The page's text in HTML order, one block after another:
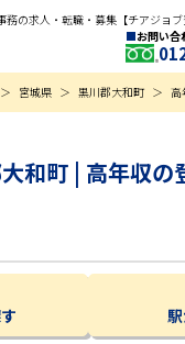
の求人・転職・募集【チアジョブ
お問い合
宮城県 黒川郡大和町 高
和町 | 高年収の